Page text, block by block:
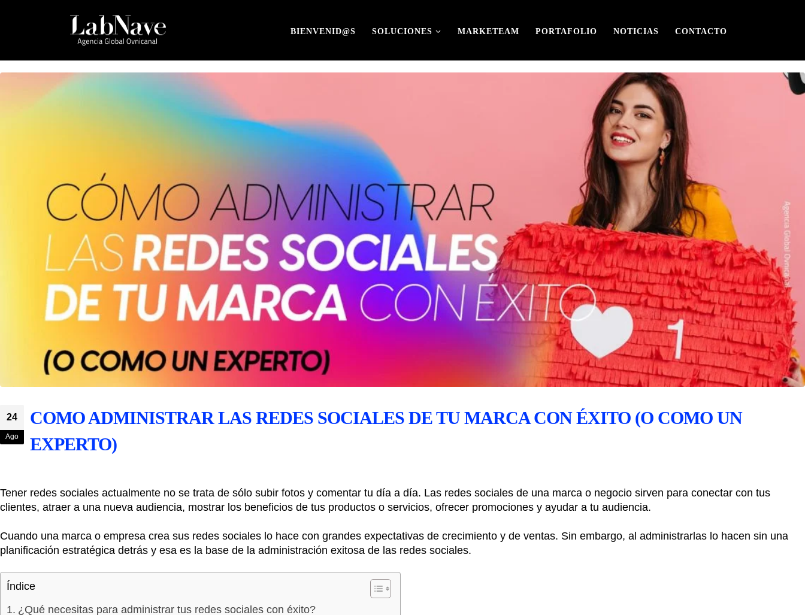
BIENVENID@S SOLUCIONES MARKETEAM PORTAFOLIO NOTICIAS CONTACTO
24
Ago
COMO ADMINISTRAR LAS REDES SOCIALES DE TU MARCA CON ÉXITO (O COMO UN
EXPERTO)
Tener redes sociales actualmente no se trata de sólo subir fotos y comentar tu día a día. Las redes sociales de una marca o negocio sirven para conectar con tus
clientes, atraer a una nueva audiencia, mostrar los beneficios de tus productos o servicios, ofrecer promociones y ayudar a tu audiencia.
Cuando una marca o empresa crea sus redes sociales lo hace con grandes expectativas de crecimiento y de ventas. Sin embargo, al administrarlas lo hacen sin una
planificación estratégica detrás y esa es la base de la administración exitosa de las redes sociales.
Índice
¿Qué necesitas para administrar tus redes sociales con éxito?